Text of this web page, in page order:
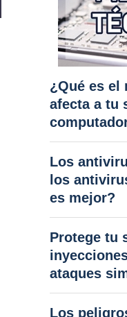
¿Qué es el
afecta a tu
Los
los
es mejor?
Protege tu
ataques
Los